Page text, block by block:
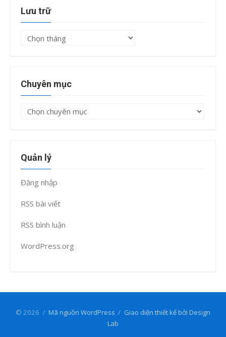
Lưu trữ
Lưu
Chuyên mục
Chuyên
Quản lý
Đăng nhập
RSS bài viết
RSS bình luận
WordPress.org
© 2026 / Mã nguồn WordPress / Giao diện thiết kế bởi Design
Lab